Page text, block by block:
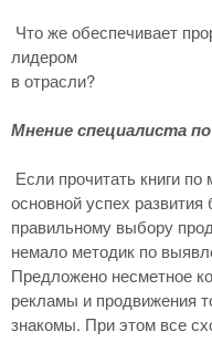
Что же обеспечивает
лидером
в отрасли?
Мнение специалиста
Если прочитать книги по
основной успех
правильному выбору
немало методик по
Предложено несметное
рекламы и продвижения
знакомы. При этом все